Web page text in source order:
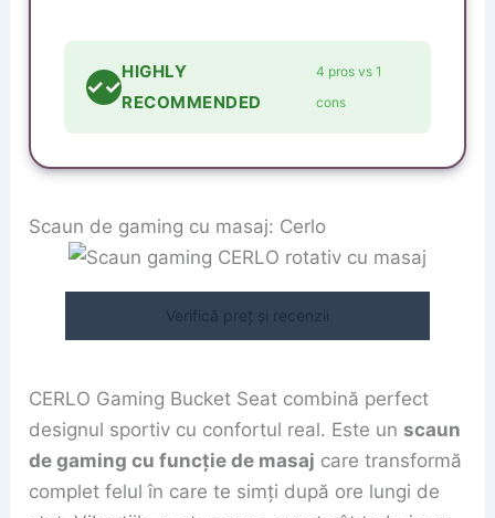
✓✓
HIGHLY
RECOMMENDED
4 pros vs 1
cons
Scaun de gaming cu masaj: Cerlo
Verifică preț și recenzii
CERLO Gaming Bucket Seat combină perfect
designul sportiv cu confortul real. Este unscaun
de gaming cu funcție de masaj care transformă
complet felul în care te simți după ore lungi de